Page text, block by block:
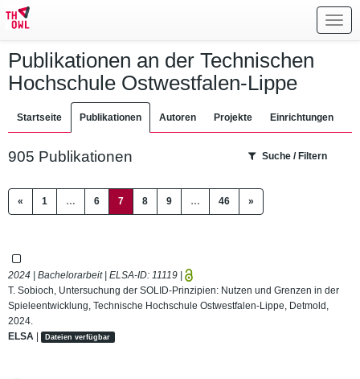
Publikationen an der Technischen
Hochschule Ostwestfalen-Lippe
Startseite Publikationen Autoren Projekte Einrichtungen
905 Publikationen Suche / Filtern
« 1 … 6 7(current)
8 9 … 46 »
2024 | Bachelorarbeit | ELSA-ID: 11119 |
T. Sobioch, Untersuchung der SOLID-Prinzipien: Nutzen und Grenzen in der
Spieleentwicklung, Technische Hochschule Ostwestfalen-Lippe, Detmold,
2024.
ELSA | Dateien verfügbar